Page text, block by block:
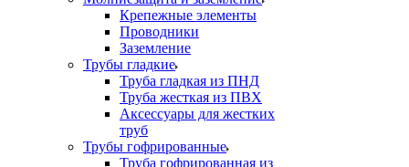
Крепежные элементы
Проводники
Заземление
Трубы гладкие
Труба гладкая из ПНД
Труба жесткая из ПВХ
Аксессуары для жестких
труб
Трубы гофрированные
Труба гофрированная из